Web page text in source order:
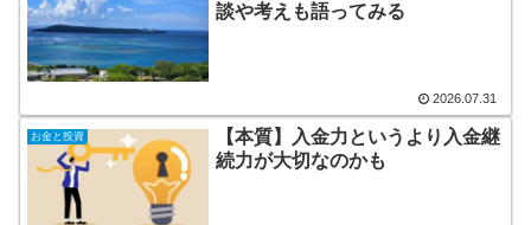
談や考えも語ってみる
2026.07.31
お金と投資
【本質】入金力というより入金継
続力が大切なのかも